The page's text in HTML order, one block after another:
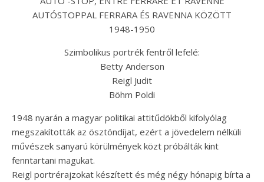
AUTÓSTOPPAL FERRARA ÉS RAVENNA KÖZÖTT
1948-1950
Szimbolikus portrék fentről lefelé:
Betty Anderson
Reigl Judit
Böhm Poldi
1948 nyarán a magyar politikai attitűdökből kifolyólag
megszakították az ösztöndíjat, ezért a jövedelem nélküli
művészek sanyarú körülmények közt próbálták kint
fenntartani magukat.
Reigl portrérajzokat készített és még négy hónapig bírta a